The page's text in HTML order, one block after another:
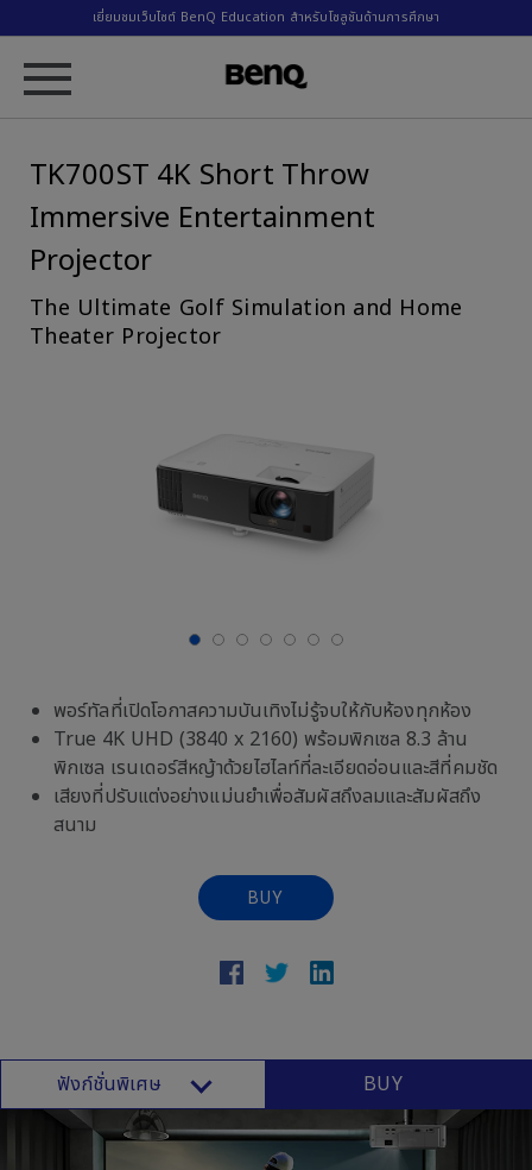
เยี่ยมชมเว็บไซต์ BenQ Education สำหรับโซลูชันด้านการศึกษา
TK700ST 4K Short Throw
Immersive Entertainment
Projector
The Ultimate Golf Simulation and Home
Theater Projector
พอร์ทัลที่เปิดโอกาสความบันเทิงไม่รู้จบให้กับห้องทุกห้อง
True 4K UHD (3840 x 2160) พร้อมพิกเซล 8.3 ล้าน
พิกเซล เรนเดอร์สีหญ้าด้วยไฮไลท์ที่ละเอียดอ่อนและสีที่คมชัด
เสียงที่ปรับแต่งอย่างแม่นยำเพื่อสัมผัสถึงลมและสัมผัสถึง
สนาม
BUY
ฟังก์ชั่นพิเศษ BUY